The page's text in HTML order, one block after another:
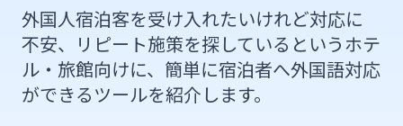
外国人宿泊客を受け入れたいけれど対応に
不安、リピート施策を探しているというホテ
ル・旅館向けに、簡単に宿泊者へ外国語対応
ができるツールを紹介します。